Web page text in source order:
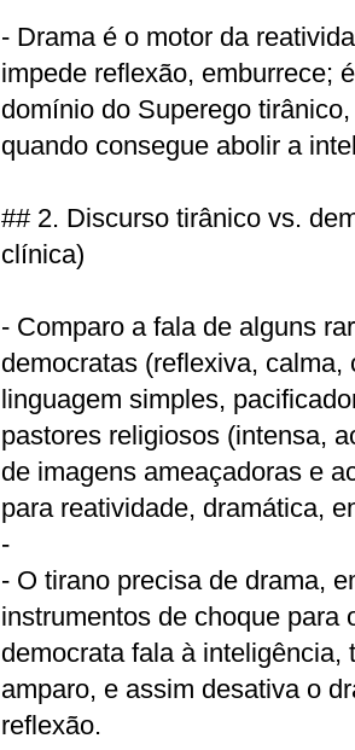
- Drama é o motor da
impede reflexão, emburrece;
domínio do Superego
quando consegue abolir a
## 2. Discurso tirânico vs.
clínica)
- Comparo a fala de alguns
democratas (reflexiva, calma,
linguagem simples,
pastores religiosos (intensa,
de imagens ameaçadoras e
para reatividade, dramática,
- ⁠
- O tirano precisa de drama,
instrumentos de choque para
democrata fala à inteligência,
amparo, e assim desativa o
reflexão.